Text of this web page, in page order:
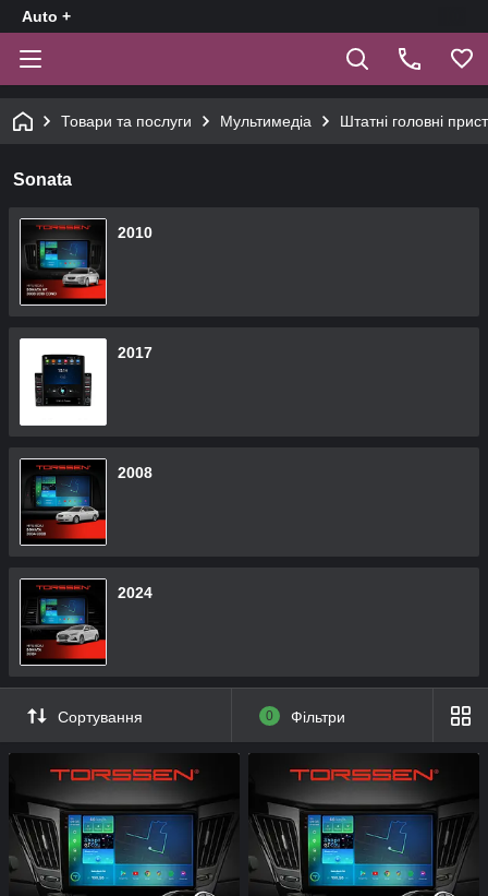
Auto +
Товари та послуги Мультимедіа Штатні головні
Sonata
2010
2017
2008
2024
Сортування 0 Фільтри